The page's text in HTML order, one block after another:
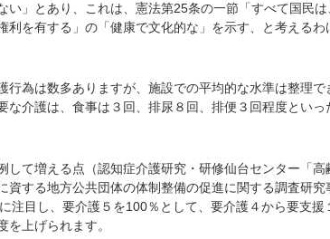
い」とあり、これは、憲法第25条の一節「すべて国民は
利を有する」の「健康で文化的な」を示す、と考えるわ
為は数多ありますが、施設での平均的な水準は整理で
な介護は、食事は３回、排尿８回、排便３回程度といっ
て増える点（認知症介護研究・研修仙台センター「高
資する地方公共団体の体制整備の促進に関する調査研究
注目し、要介護５を100％として、要介護４から要支援
を上げられます。